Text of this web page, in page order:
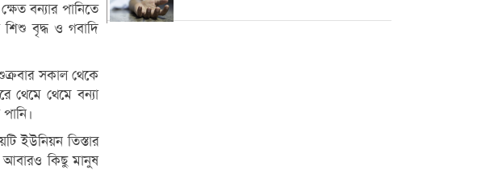
বন্যার পানিতে
শিশু বৃদ্ধ ও গবাদি
সকাল থেকে
থেমে থেমে বন্যা
ইউনিয়ন তিস্তার
আবারও কিছু মানুষ